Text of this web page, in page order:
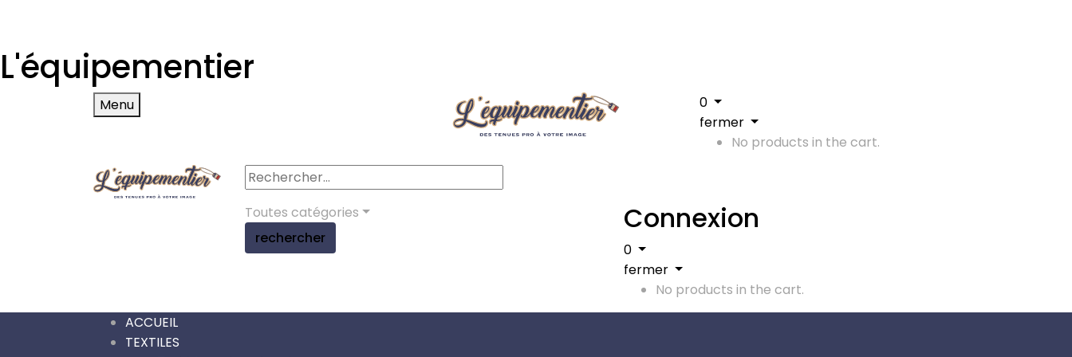
L'équipementier
Menu
0
fermer
No products in the cart.
Toutes catégories
rechercher
Connexion
0
fermer
No products in the cart.
ACCUEIL
TEXTILES